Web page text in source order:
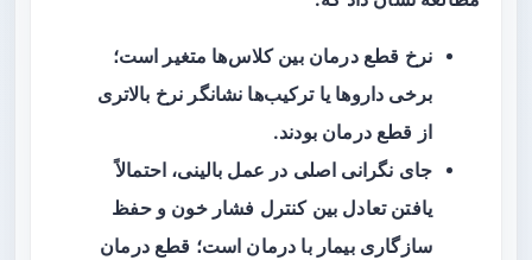
نرخ قطع درمان بین کلاس‌ها متغیر است؛
برخی داروها یا ترکیب‌ها نشانگر نرخ بالاتری
از قطع درمان بودند.
جای نگرانی اصلی در عمل بالینی، احتمالاً
یافتن تعادل بین کنترل فشار خون و حفظ
سازگاری بیمار با درمان است؛ قطع درمان